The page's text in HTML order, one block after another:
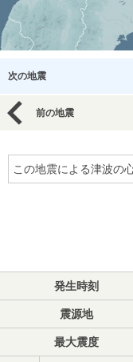
次の地震
前の地震
この地震による津波の
発生時刻
震源地
最大震度